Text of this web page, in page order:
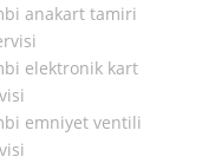
anakart tamiri
elektronik kart
emniyet ventili